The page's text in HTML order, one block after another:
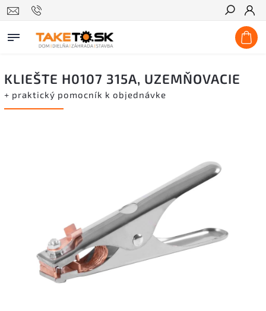
Hľadať
KLIEŠTE H0107 315A, UZEMŇOVACIE
+ praktický pomocník k objednávke